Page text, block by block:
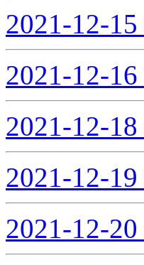
2021-12-15
2021-12-16
2021-12-18
2021-12-19
2021-12-20